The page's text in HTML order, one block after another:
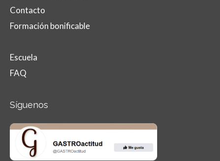
Contacto
Formación bonificable
Escuela
FAQ
Síguenos